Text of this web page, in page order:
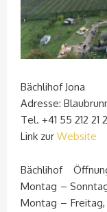
Bächlihof Jona
Adresse:
Tel. +41 55 212 21
Link zur Website
Bächlihof
Montag –
Montag –